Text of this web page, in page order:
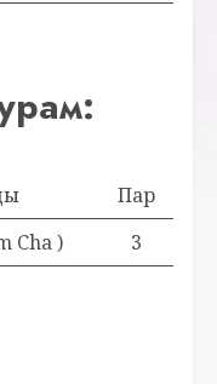
Пар
Cha ) 3